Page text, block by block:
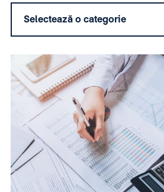
Selectează o categorie